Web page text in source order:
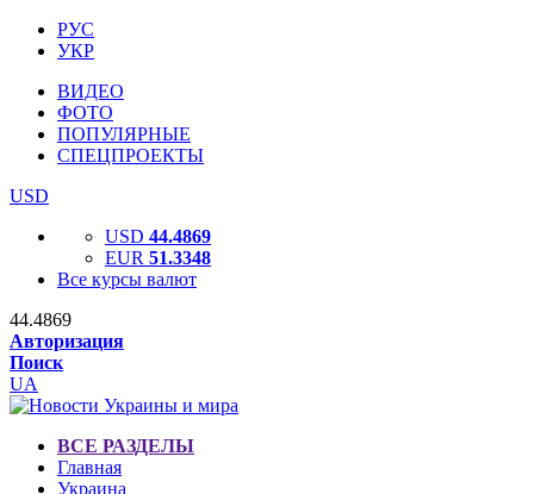
РУС
УКР
ВИДЕО
ФОТО
ПОПУЛЯРНЫЕ
СПЕЦПРОЕКТЫ
USD
USD 44.4869
EUR 51.3348
Все курсы валют
44.4869
Авторизация
Поиск
UA
ВСЕ РАЗДЕЛЫ
Главная
Украина